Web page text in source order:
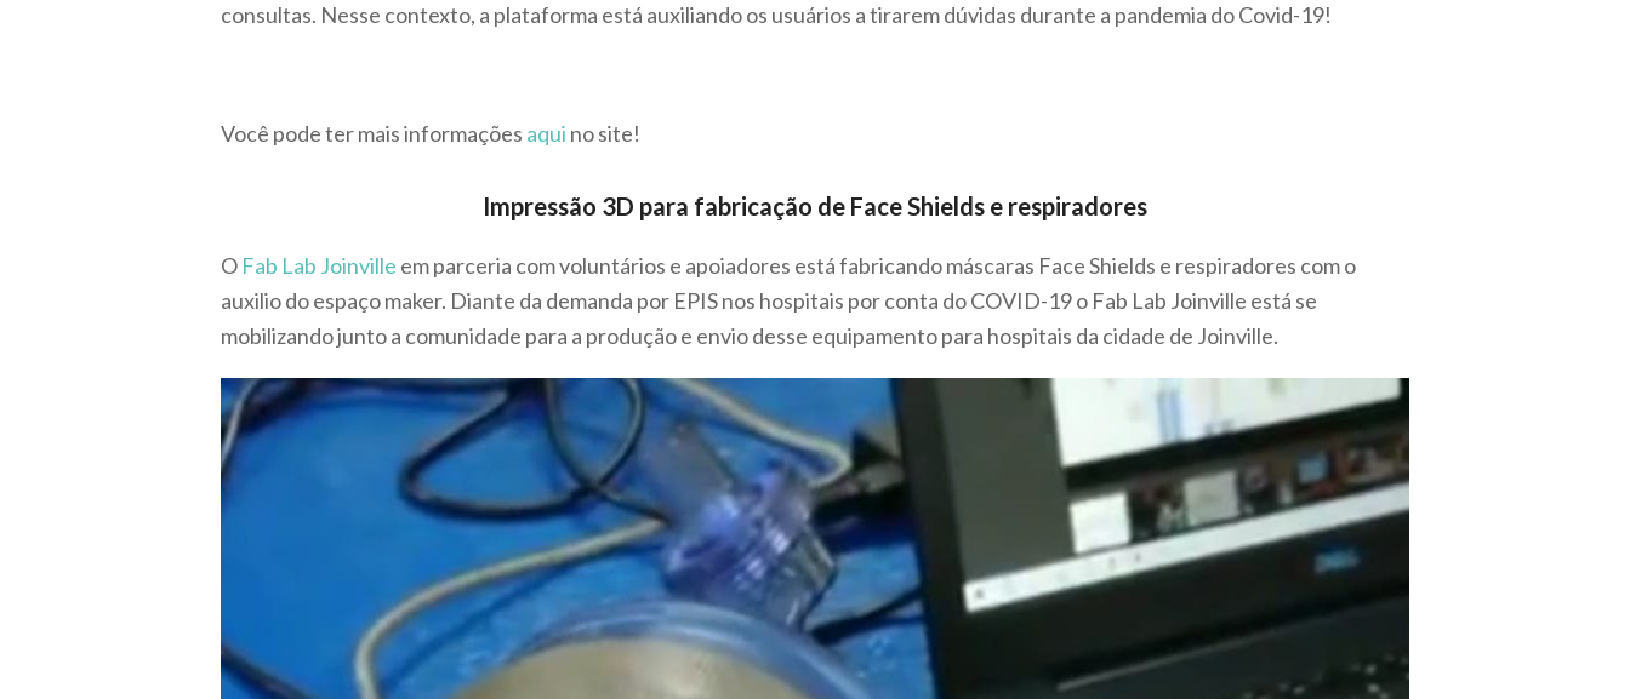
consultas. Nesse contexto, a plataforma está auxiliando os usuários a tirarem dúvidas durante a pandemia do Covid-19!
Você pode ter mais informações aqui no site!
Impressão 3D para fabricação de Face Shields e respiradores
O Fab Lab Joinville em parceria com voluntários e apoiadores está fabricando máscaras Face Shields e respiradores com o
auxilio do espaço maker. Diante da demanda por EPIS nos hospitais por conta do COVID-19 o Fab Lab Joinville está se
mobilizando junto a comunidade para a produção e envio desse equipamento para hospitais da cidade de Joinville.